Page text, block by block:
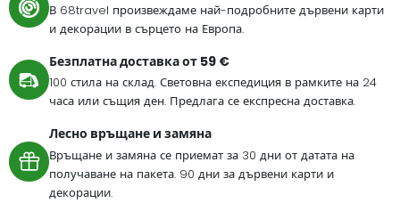
В 68travel произвеждаме най-подробните дървени карти
и декорации в сърцето на Европа.
Безплатна доставка от 59 €
100 стила на склад. Световна експедиция в рамките на 24
часа или същия ден. Предлага се експресна доставка.
Лесно връщане и замяна
Връщане и замяна се приемат за 30 дни от датата на
получаване на пакета. 90 дни за дървени карти и
декорации.